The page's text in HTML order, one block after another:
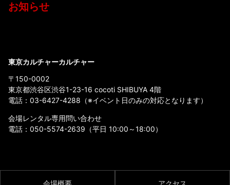
お知らせ
東京カルチャーカルチャー
〒150-0002
東京都渋谷区渋谷1-23-16 cocoti SHIBUYA 4階
電話： 03-6427-4288 （※イベント日のみの対応となります）
会場レンタル専用問い合わせ
電話： 050-5574-2639 （平日 10:00～18:00）